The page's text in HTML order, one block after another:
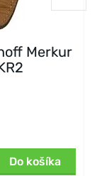
Merkur
Do košíka